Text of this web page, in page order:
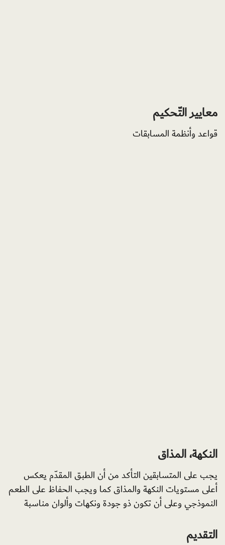
معايير التّحكيم
قواعد وأنظمة المسابقات
النكهة، المذاق
يجب على المتسابقين التأكد من أن الطبق المقدّم يعكس
أعلى مستويات النكهة والمذاق كما ويجب الحفاظ على الطعم
النموذجي وعلى أن تكون ذو جودة ونكهات وألوان مناسبة
التقديم